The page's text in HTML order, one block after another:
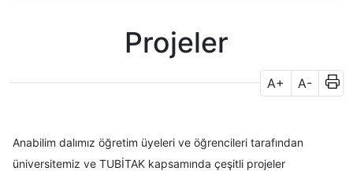
Projeler
A+ A-
Anabilim dalımız öğretim üyeleri ve öğrencileri tarafından
üniversitemiz ve TUBİTAK kapsamında çeşitli projeler